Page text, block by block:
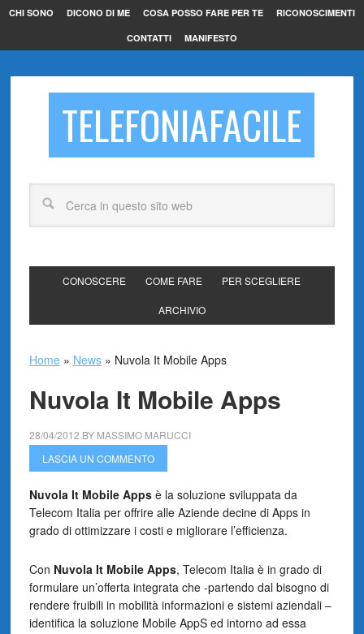
CHI SONO DICONO DI ME COSA POSSO FARE PER TE RICONOSCIMENTI
CONTATTI MANIFESTO
TELEFONIAFACILE
CONOSCERE COME FARE PER SCEGLIERE
ARCHIVIO
Home » News» Nuvola It Mobile Apps
Nuvola It Mobile Apps
28/04/2012 BY MASSIMO MARUCCI
LASCIA UN COMMENTO
Nuvola It Mobile Appsè la soluzione sviluppata da
Telecom Italia per offrire alle Aziende decine di Apps in
grado di ottimizzare i costi e migliorare l’efficienza.
Con Nuvola It Mobile Apps, Telecom Italia è in grado di
formulare un’offerta integrata che -partendo dal bisogno di
rendere fruibili in mobilità informazioni e sistemi aziendali –
identifica la soluzione Mobile AppS ed intorno ad essa